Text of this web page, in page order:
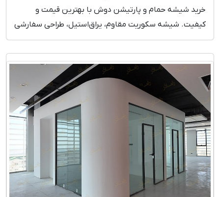
خرید شیشه حمام و پارتیشن دوش با بهترین قیمت و
کیفیت. شیشه سکوریت مقاوم، یراق‌استیل، طراحی سفارشی
و نصب فوری. همین حالا مدل‌ها را ببینید!